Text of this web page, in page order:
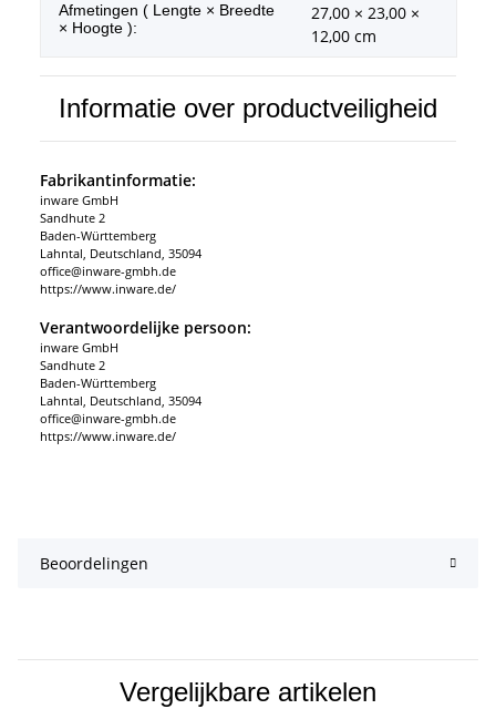
Afmetingen ( Lengte × Breedte
× Hoogte ):
27,00 × 23,00 ×
12,00 cm
Informatie over productveiligheid
Fabrikantinformatie:
inware GmbH
Sandhute 2
Baden-Württemberg
Lahntal, Deutschland, 35094
office@inware-gmbh.de
https://www.inware.de/
Verantwoordelijke persoon:
inware GmbH
Sandhute 2
Baden-Württemberg
Lahntal, Deutschland, 35094
office@inware-gmbh.de
https://www.inware.de/
Beoordelingen
Vergelijkbare artikelen